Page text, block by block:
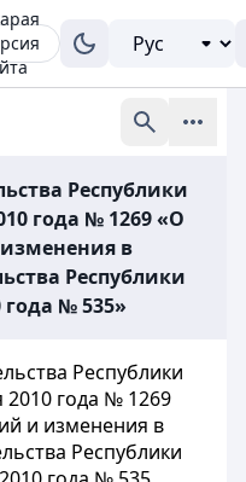
Республики
года № 1269 «О
в
Республики
года № 535»
Республики
2010 года № 1269
и изменения в
Республики